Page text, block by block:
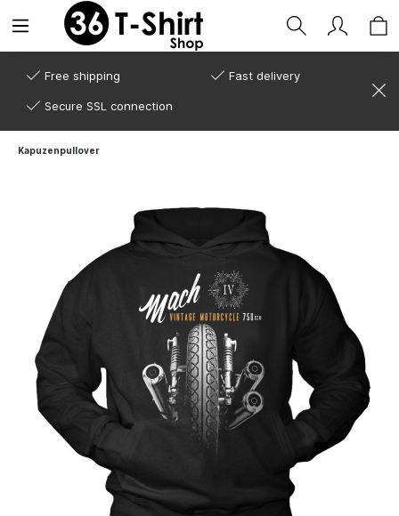
Free shipping Fast delivery
Secure SSL connection
Kapuzenpullover